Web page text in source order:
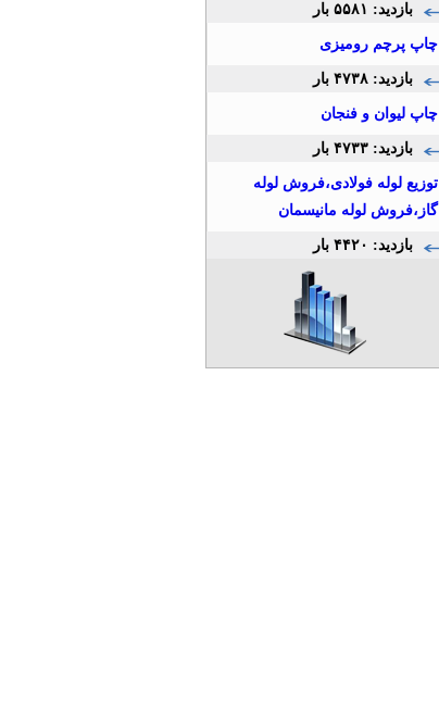
بازدید: ۵۵۸۱ بار
چاپ پرچم رومیزی
بازدید: ۴۷۳۸ بار
چاپ لیوان و فنجان
بازدید: ۴۷۳۳ بار
توزیع لوله فولادی،فروش لوله
گاز،فروش لوله مانیسمان
بازدید: ۴۴۲۰ بار